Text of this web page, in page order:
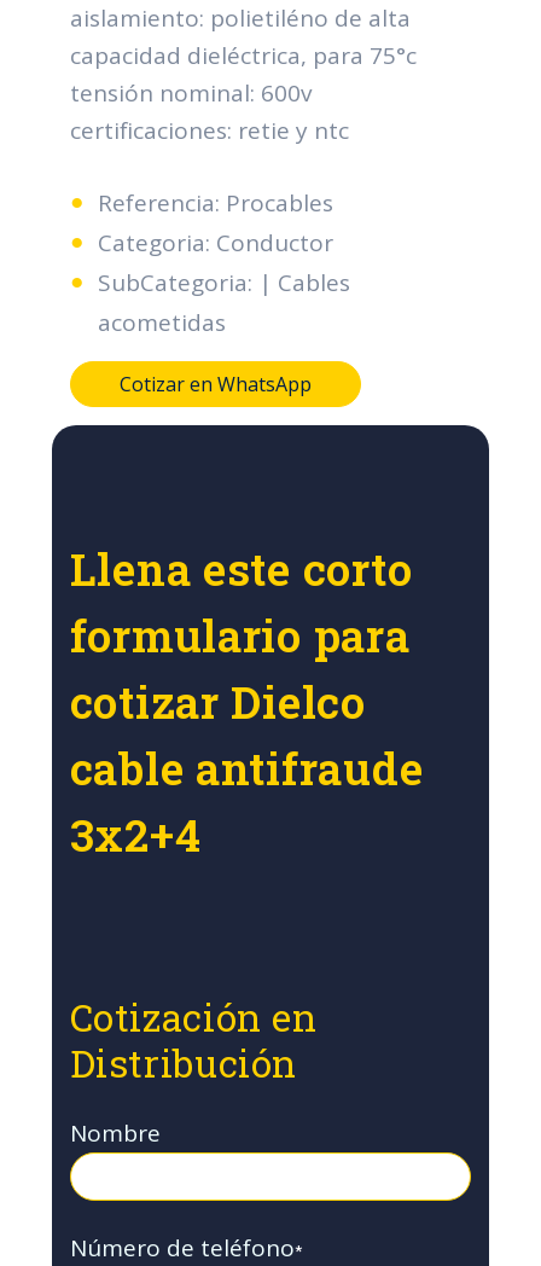
aislamiento: polietiléno de alta
capacidad dieléctrica, para 75°c
tensión nominal: 600v
certificaciones: retie y ntc
Referencia: Procables
Categoria: Conductor
SubCategoria: | Cables
acometidas
Cotizar en WhatsApp
Llena este corto
formulario para
cotizar Dielco
cable antifraude
3x2+4
Cotización en
Distribución
Nombre
Número de teléfono*